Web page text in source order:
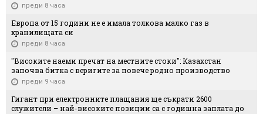
преди 8 часа
Европа от 15 години не е имала толкова малко газ в
хранилищата си
преди 8 часа
"Високите наеми пречат на местните стоки": Казахстан
започва битка с веригите за повече родно производство
преди 9 часа
Гигант при електронните плащания ще съкрати 2600
служители – най-високите позиции са с годишна заплата до